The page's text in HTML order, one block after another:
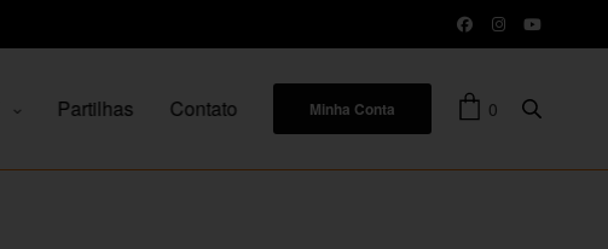
Partilhas Contato Minha Conta 0